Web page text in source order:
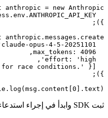
ثبت SDK وابدأ في إجراء استدعاءات API في دقائق.